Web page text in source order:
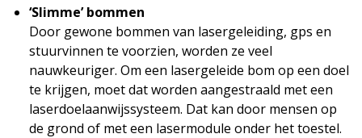
‘Slimme’ bommen
Door gewone bommen van lasergeleiding, gps en
stuurvinnen te voorzien, worden ze veel
nauwkeuriger. Om een lasergeleide bom op een doel
te krijgen, moet dat worden aangestraald met een
laserdoelaanwijssysteem. Dat kan door mensen op
de grond of met een lasermodule onder het toestel.